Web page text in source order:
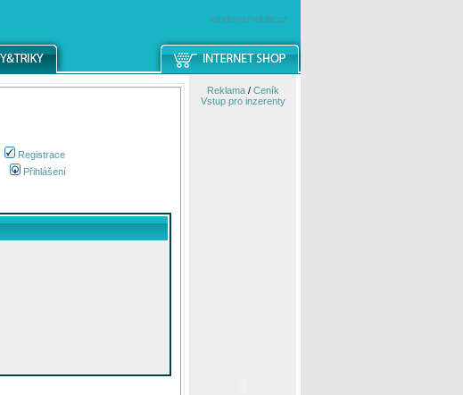
windowsmobile.cz
Registrace
Přihlášení
Reklama/ Ceník
Vstup pro inzerenty